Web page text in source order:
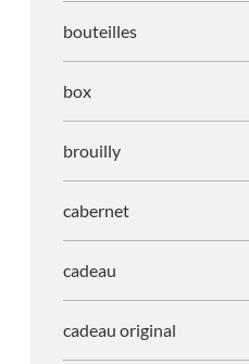
bouteilles
box
brouilly
cabernet
cadeau
cadeau original